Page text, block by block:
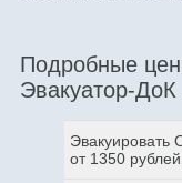
Подробные
Эвакуатор-ДоК
Эвакуировать
от 1350 рублей